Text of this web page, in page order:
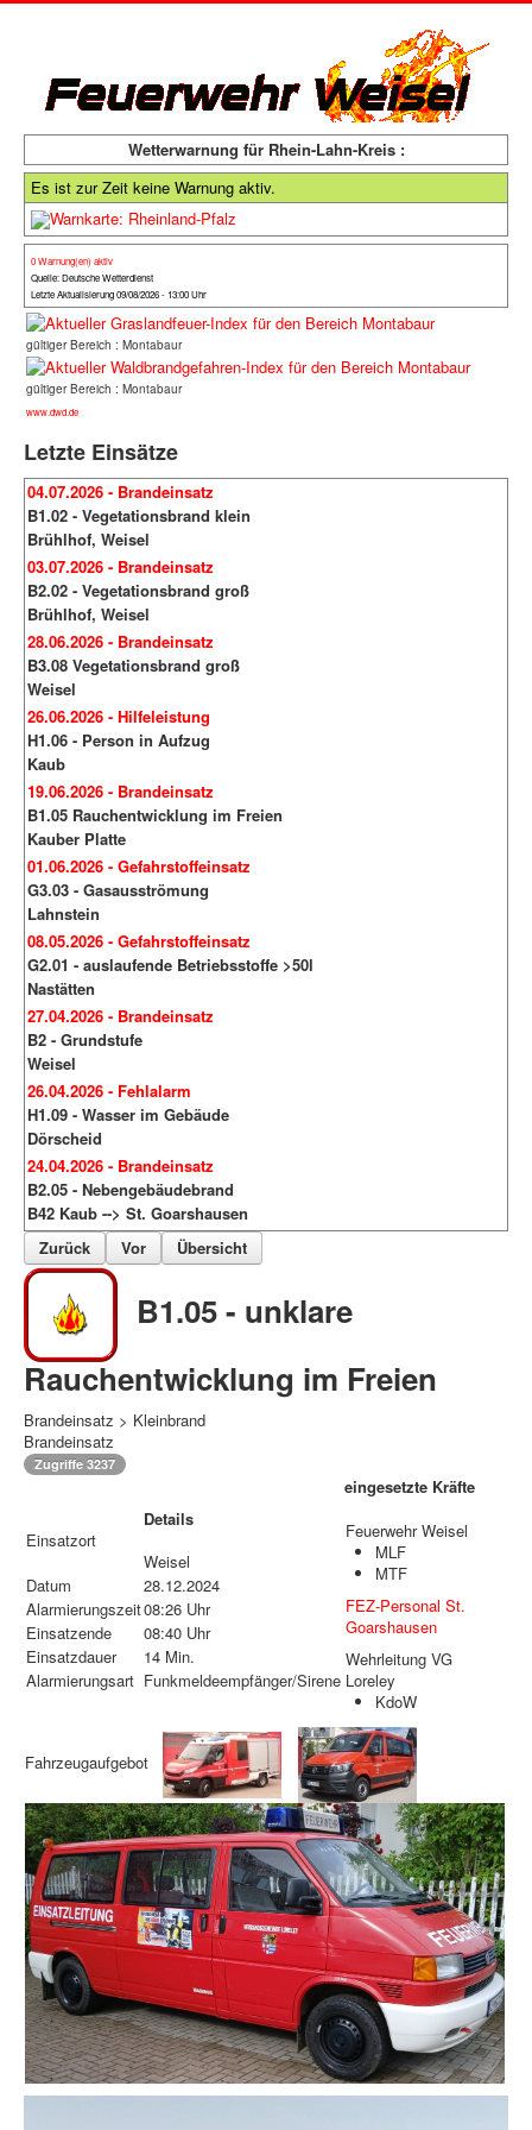
Wetterwarnung für Rhein-Lahn-Kreis :
Es ist zur Zeit keine Warnung aktiv.
0 Warnung(en) aktiv
Quelle: Deutsche Wetterdienst
Letzte Aktualisierung 09/08/2026 - 13:00 Uhr
gültiger Bereich : Montabaur
gültiger Bereich : Montabaur
www.dwd.de
Letzte Einsätze
04.07.2026 - Brandeinsatz
B1.02 - Vegetationsbrand klein
Brühlhof, Weisel
03.07.2026 - Brandeinsatz
B2.02 - Vegetationsbrand groß
Brühlhof, Weisel
28.06.2026 - Brandeinsatz
B3.08 Vegetationsbrand groß
Weisel
26.06.2026 - Hilfeleistung
H1.06 - Person in Aufzug
Kaub
19.06.2026 - Brandeinsatz
B1.05 Rauchentwicklung im Freien
Kauber Platte
01.06.2026 - Gefahrstoffeinsatz
G3.03 - Gasausströmung
Lahnstein
08.05.2026 - Gefahrstoffeinsatz
G2.01 - auslaufende Betriebsstoffe >50l
Nastätten
27.04.2026 - Brandeinsatz
B2 - Grundstufe
Weisel
26.04.2026 - Fehlalarm
H1.09 - Wasser im Gebäude
Dörscheid
24.04.2026 - Brandeinsatz
B2.05 - Nebengebäudebrand
B42 Kaub --> St. Goarshausen
Zurück
Vor Übersicht
B1.05 - unklare
Rauchentwicklung im Freien
Brandeinsatz > Kleinbrand
Brandeinsatz
Zugriffe 3237
Einsatzort
Details
Weisel
Datum
28.12.2024
Alarmierungszeit08:26 Uhr
Einsatzende
08:40 Uhr
Einsatzdauer
14 Min.
Alarmierungsart Funkmeldeempfänger/Sirene
eingesetzte Kräfte
Feuerwehr Weisel
MLF
MTF
FEZ-Personal St.
Goarshausen
Wehrleitung VG
Loreley
KdoW
Fahrzeugaufgebot